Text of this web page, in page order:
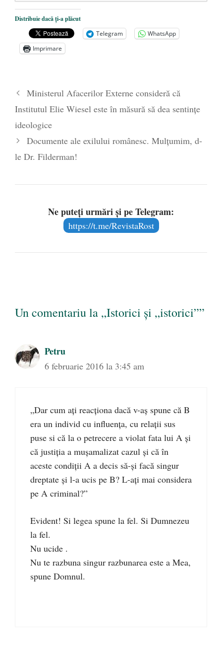
De ce propaganda LGBT nu-și are locul în
unitățile de învățământ
- 17 iunie 2020
Anarhia din SUA e opera stângii radicale
2 iunie 2020
mai 2020
Distribuie dacă ți-a plăcut
Telegram
WhatsApp
Imprimare
Ministerul Afacerilor Externe consideră că
Institutul Elie Wiesel este în măsură să dea sentinţe
ideologice
Documente ale exilului românesc. Mulţumim, d-
le Dr. Filderman!
Ne puteți urmări și pe Telegram:
https://t.me/RevistaRost
Un comentariu la „Istorici și „istorici””
Petru
6 februarie 2016 la 3:45 am
„Dar cum ați reacționa dacă v-aș spune că B
era un individ cu influența, cu relații sus
puse si că la o petrecere a violat fata lui A și
că justiția a mușamalizat cazul și că în
aceste condiții A a decis să-și facă singur
dreptate și l-a ucis pe B? L-ați mai considera
pe A criminal?”
Evident! Si legea spune la fel. Si Dumnezeu
la fel.
Nu ucide .
Nu te razbuna singur razbunarea este a Mea,
spune Domnul.